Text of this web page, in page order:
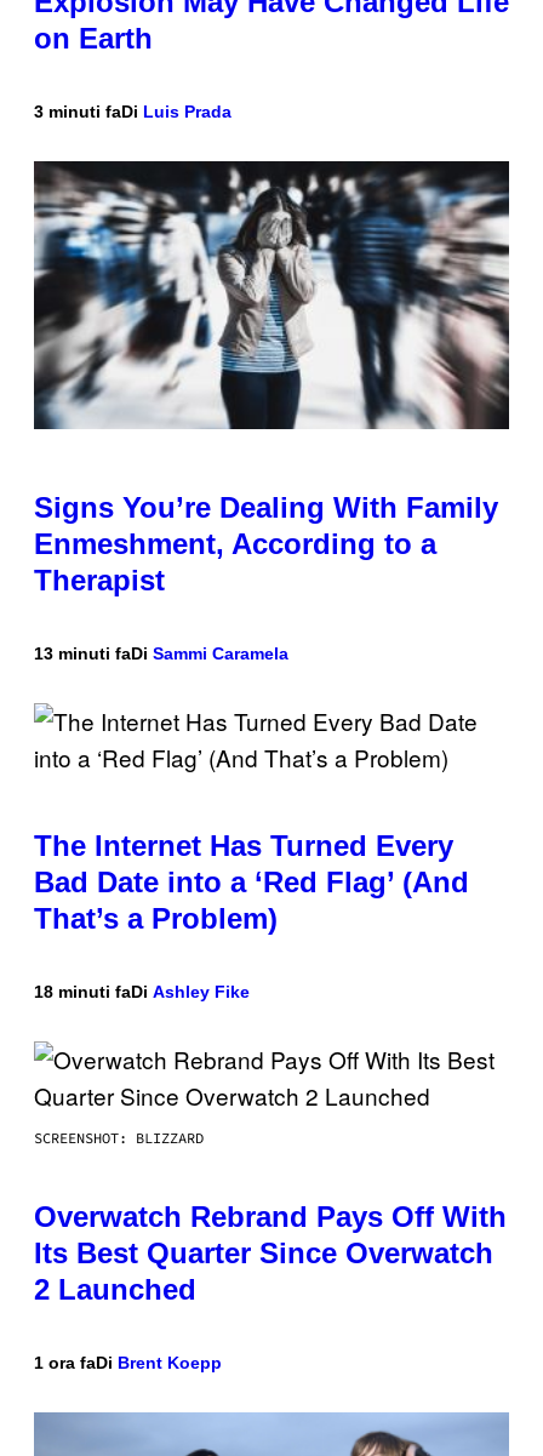
on Earth
3 minuti faDi Luis Prada
Signs You’re Dealing With Family
Enmeshment, According to a
Therapist
13 minuti faDi Sammi Caramela
The Internet Has Turned Every
Bad Date into a ‘Red Flag’ (And
That’s a Problem)
18 minuti faDi Ashley Fike
SCREENSHOT: BLIZZARD
Overwatch Rebrand Pays Off With
Its Best Quarter Since Overwatch
2 Launched
1 ora faDi Brent Koepp